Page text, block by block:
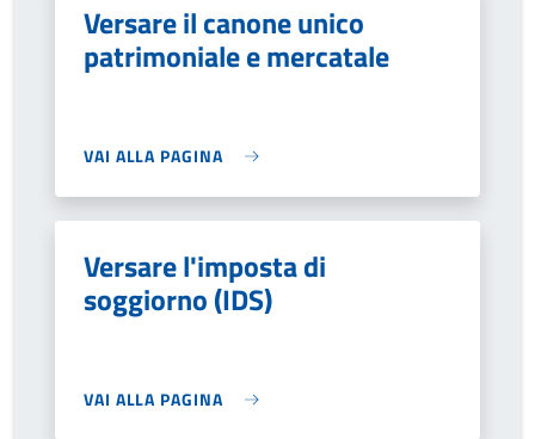
Versare il canone unico
patrimoniale e mercatale
VAI ALLA PAGINA
Versare l'imposta di
soggiorno (IDS)
VAI ALLA PAGINA